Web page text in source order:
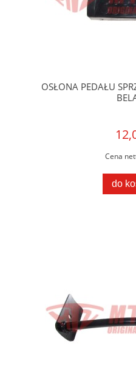
OSŁONA PEDAŁU
Cena
do